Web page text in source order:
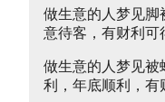
做生意的人梦见脚
意待客，有财利可
做生意的人梦见被
利，年底顺利，有